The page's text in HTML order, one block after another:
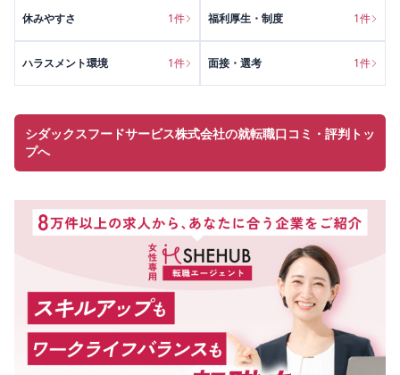
休みやすさ 1件 福利厚生・制度 1件
ハラスメント環境 1件 面接・選考 1件
シダックスフードサービス株式会社の就転職口コミ・評判トッ
プへ